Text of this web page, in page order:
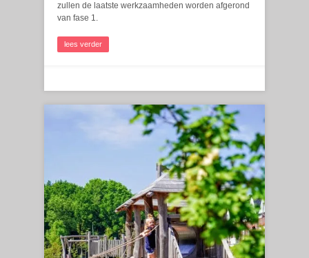
zullen de laatste werkzaamheden worden afgerond
van fase 1.
lees verder